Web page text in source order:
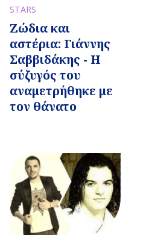
STARS
Ζώδια και
αστέρια: Γιάννης
Σαββιδάκης - Η
σύζυγός του
αναμετρήθηκε με
τον θάνατο